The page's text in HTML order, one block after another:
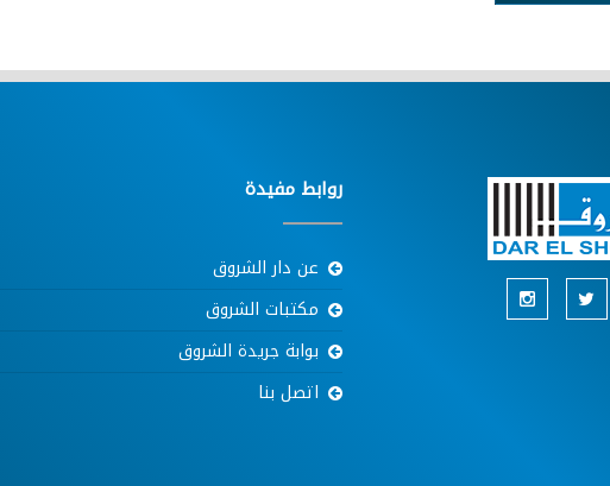
روابط مفيدة
عن دار الشروق
مكتبات الشروق
بوابة جريدة الشروق
اتصل بنا